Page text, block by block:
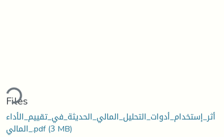
Files
أثر_إستخدام_أدوات_التحليل_المالي_الحديثة_في_تقييم_الأداء
_المالي.pdf(3 MB)